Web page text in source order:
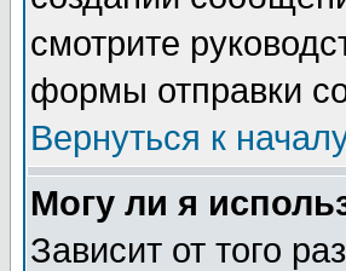
смотрите
формы отправки
Вернуться к
Могу ли я
Зависит от того